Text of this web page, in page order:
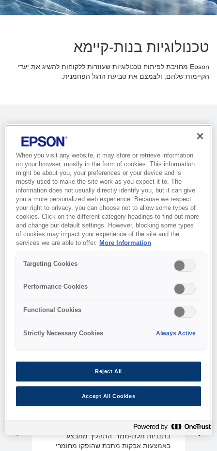
טכנולוגיות בנות-קיימא
Epson מחויבת לפיתוח טכנולוגיות שעוזרות ללקוחות להשיג את יעדי
הקיימות שלהם, ולצמצם את טביעת הרגל הפחמנית.
פיתוח טכנולוגיה לשמירה על הסביבה
בנוסף למחקר ופיתוח שמבוסס על מוצרים, Epson מתמקדת
בפיתוח טכנולוגיות וחומרים חדשים שמסייעים לצמצם את
ההשפעה על הסביבה. בהתאם לעיקרון שלנו שלפיו בסיס
החדשנות צריך להיות פתרון בעיות חברתיות, המטרה שלנו
היא חדשנות פתוחה – חיבור באמצעות שותפויות כדי למנף
את הטכנולוגיות, המוצרים והשירותים הקנייניים שלנו. אנו
וכן לחדשנות הכוללת פלסטיקה בעלת השפעה סביבתית נמוכה
אבקות מתכת
אנחנו פועלים באמצעות חברת הבת שלנו,
מעגלית על ידי יצירת מוצרים ליציקה
בתבניות תלת-ממד. התהליך מתבצע
באמצעות אבקות מתכת שהופקו מחומרי
NEXT SLIDE
When you visit any website, it may store or retrieve information
on your browser, mostly in the form of cookies. This information
might be about you, your preferences or your device and is
mostly used to make the site work as you expect it to. The
information does not usually directly identify you, but it can give
you a more personalized web experience. Because we respect
your right to privacy, you can choose not to allow some types of
cookies. Click on the different category headings to find out more
and change our default settings. However, blocking some types
of cookies may impact your experience of the site and the
services we are able to offer. More Information
Targeting Cookies
Performance Cookies
Functional Cookies
Strictly Necessary Cookies Always Active
Reject All
Accept All Cookies